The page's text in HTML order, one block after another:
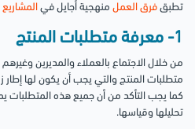
تطبق فرق العمل منهجية أجايل فيالمشاريع
1- معرفة متطلبات المنتج
من خلال الاجتماع بالعملاء والمديرين
متطلبات المنتج والتي يجب أن يكون لها
كما يجب التأكد من أن جميع هذه المتطلبات
تحليلها وقياسها.